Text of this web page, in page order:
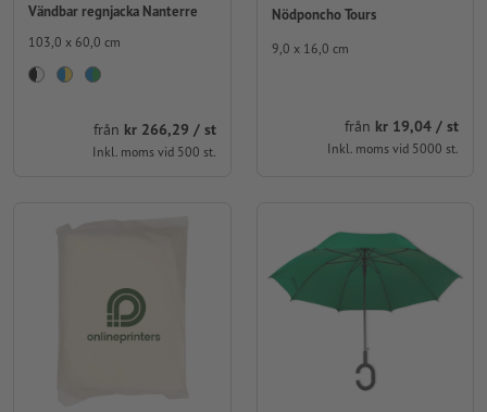
Vändbar regnjacka Nanterre
103,0 x 60,0 cm
från kr 266,29 / st
Inkl. moms vid 500 st.
Nödponcho Tours
9,0 x 16,0 cm
från kr 19,04 / st
Inkl. moms vid 5000 st.